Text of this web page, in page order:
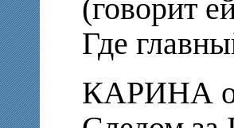
(говорит
Где
КАРИНА